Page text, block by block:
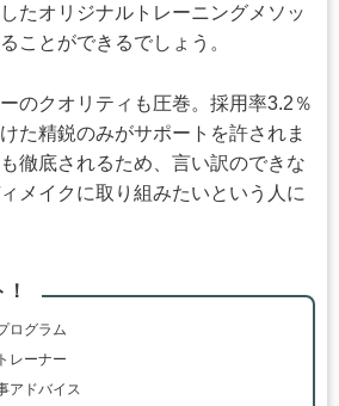
たオリジナルトレーニングメソッ
ことができるでしょう。
のクオリティも圧巻。採用率3.2％
た精鋭のみがサポートを許されま
徹底されるため、言い訳のできな
メイクに取り組みたいという人に
ログラム
レーナー
アドバイス